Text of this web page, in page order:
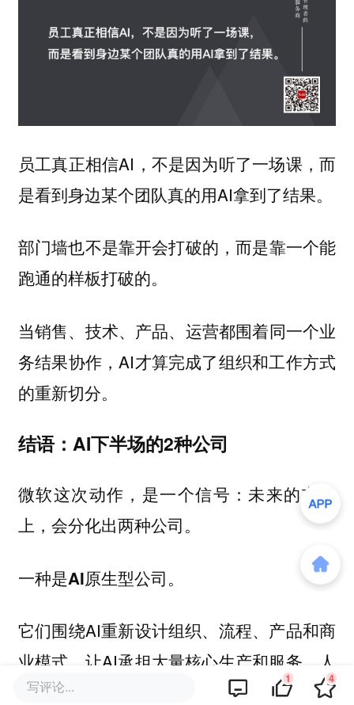
员工真正相信AI，不是因为听了一场课，而
是看到身边某个团队真的用AI拿到了结果。
部门墙也不是靠开会打破的，而是靠一个能
跑通的样板打破的。
当销售、技术、产品、运营都围着同一个业
务结果协作，AI才算完成了组织和工作方式
的重新切分。
结语：AI下半场的2种公司
微软这次动作，是一个信号：未来的市场
上，会分化出两种公司。
一种是AI原生型公司。
它们围绕AI重新设计组织、流程、产品和商
业模式，让AI承担大量核心生产和服务，人
负责定目标、拆任务、做判断、守边界。
写评论... 1 4